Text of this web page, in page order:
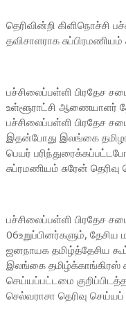
தெரிவின்றி கிளிநொச்சி
தவிசாளராக
பச்சிலைப்பள்ளி பிரதேச
உள்ளூராட்சி ஆணையாளர்
பச்சிலைப்பள்ளி பிரதேச
இதன்போது இலங்கை
பெயர்
சுப்ரமணியம் சுரேன்
பச்சிலைப்பள்ளி பிரதேச
06உறுப்பினர்களும், தேசிய
ஜனநாயக தமிழ்த்தேசிய
இலங்கை தமிழ்க்காங்கிரஸ்
செய்யப்பட்டமை
செல்வராசா தெரிவு செய்யப்